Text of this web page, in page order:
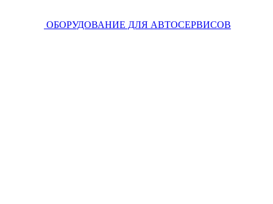
ОБОРУДОВАНИЕ ДЛЯ АВТОСЕРВИСОВ